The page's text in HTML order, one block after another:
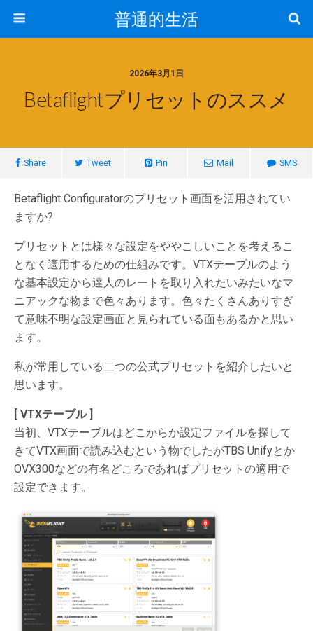
普通的生活
2026年3月1日
Betaflightプリセットのススメ
Share Tweet Pin Mail SMS
Betaflight Configuratorのプリセット画面を活用されてい
ますか?
プリセットとは様々な設定をややこしいことを考えるこ
となく適用するための仕組みです。VTXテーブルのよう
な基本設定から達人のレートを取り入れたいみたいなマ
ニアックな物まで色々あります。色々たくさんありすぎ
て意味不明な設定画面と見られている面もあるかと思い
ます。
私が常用している二つの公式プリセットを紹介したいと
思います。
[ VTXテーブル ]
当初、VTXテーブルはどこからか設定ファイルを探して
きてVTX画面で読み込むという物でしたがTBS Unifyとか
OVX300などの有名どころであればプリセットの適用で
設定できます。